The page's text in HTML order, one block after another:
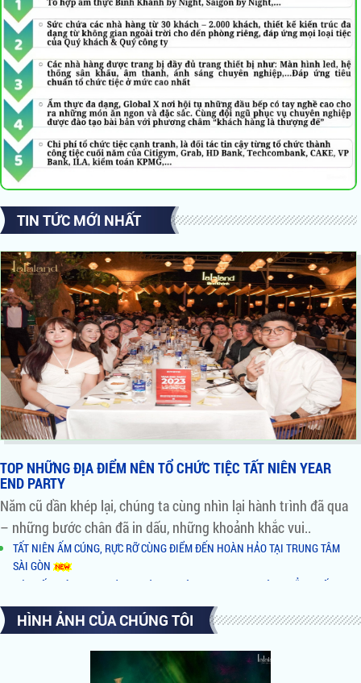
TIN TỨC MỚI NHẤT
TOP NHỮNG ĐỊA ĐIỂM NÊN TỔ CHỨC TIỆC TẤT NIÊN YEAR
END PARTY
Năm cũ dần khép lại, chúng ta cùng nhìn lại hành trình đã qua
– những bước chân đã in dấu, những khoảnh khắc vui..
TẤT NIÊN ẤM CÚNG, RỰC RỠ CÙNG ĐIỂM ĐẾN HOÀN HẢO TẠI TRUNG TÂM
SÀI GÒN
ĐÓN TẤT NIÊN TƯNG BỪNG - CÙNG KHÔNG GIAN VIEW SÔNG ĐẲNG CẤP TẠI
QUẬN 2
NHỮNG LÝ DO NÊN CHỌN TỔ HỢP ẨM THỰC BÌNH KHÁNH BY NIGHT LÀM
AI ĐỨNG SAU TỔ HỢP ĂN UỐNG GIẢI TRÍ XUẤT HIỆN RẦM RỘ TẠI SÀI GÒN
HÌNH ẢNH CỦA CHÚNG TÔI